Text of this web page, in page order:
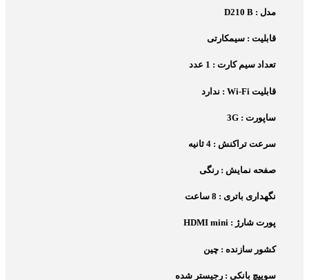
مدل : D210 B
قابلیت : سیمکارتی
تعداد سیم کارت : 1 عدد
قابلیت Wi-Fi : ندارد
ساپورت : 3G
سرعت تراکنش : 4 ثانیه
صفحه نمایش : رنگی
نگهداری باتری : 8 ساعت
پورت شارژ : HDMI mini
کشور سازنده : چین
سوییچ بانکی : رجیستر شده